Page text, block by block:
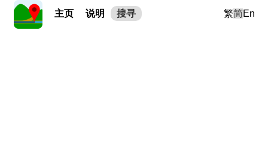
主页 说明 搜寻 繁简En